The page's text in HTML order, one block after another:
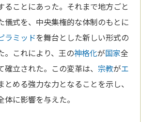
ることにあった。それまで地方ごと
儀式を、中央集権的な体制のもとに
ラミッドを舞台とした新しい形式の
。これにより、王の神格化が国家全
確立された。この変革は、 宗教がエ
とめる強力な力となることを示し、
体に影響を与えた。